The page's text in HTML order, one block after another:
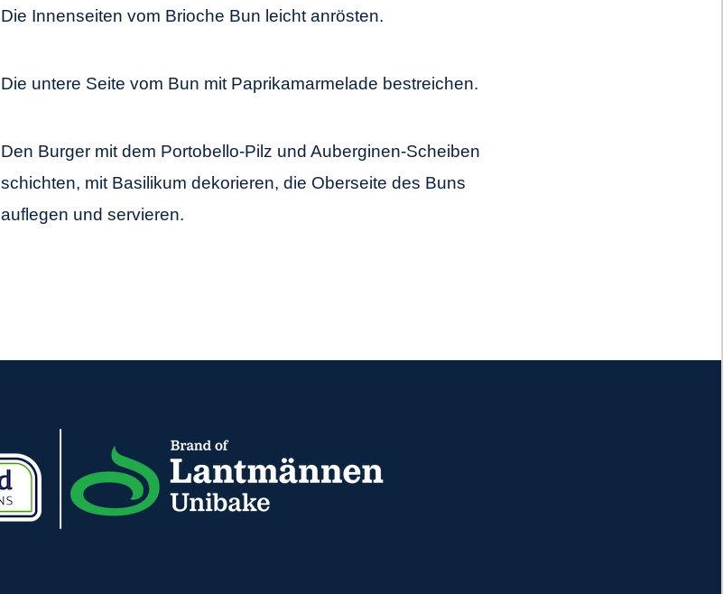
Die Innenseiten vom Brioche Bun leicht anrösten.
Die untere Seite vom Bun mit Paprikamarmelade bestreichen.
Den Burger mit dem Portobello-Pilz und Auberginen-Scheiben
schichten, mit Basilikum dekorieren, die Oberseite des Buns
auflegen und servieren.